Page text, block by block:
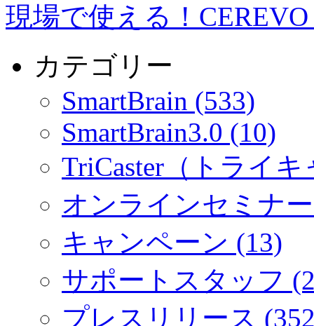
現場で使える！
カテゴリー
SmartBrain (533)
SmartBrain3.0 (10)
TriCaster（トライ
オンラインセミナ
キャンペーン (13)
サポートスタッフ
プレスリリース